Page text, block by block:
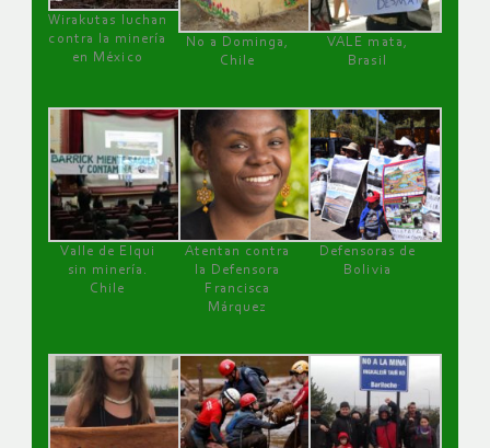
Wirakutas luchan
contra la minería
en México
No a Dominga,
Chile
VALE mata,
Brasil
Valle de Elqui
sin minería.
Chile
Atentan contra
la Defensora
Francisca
Márquez
Defensoras de
Bolivia